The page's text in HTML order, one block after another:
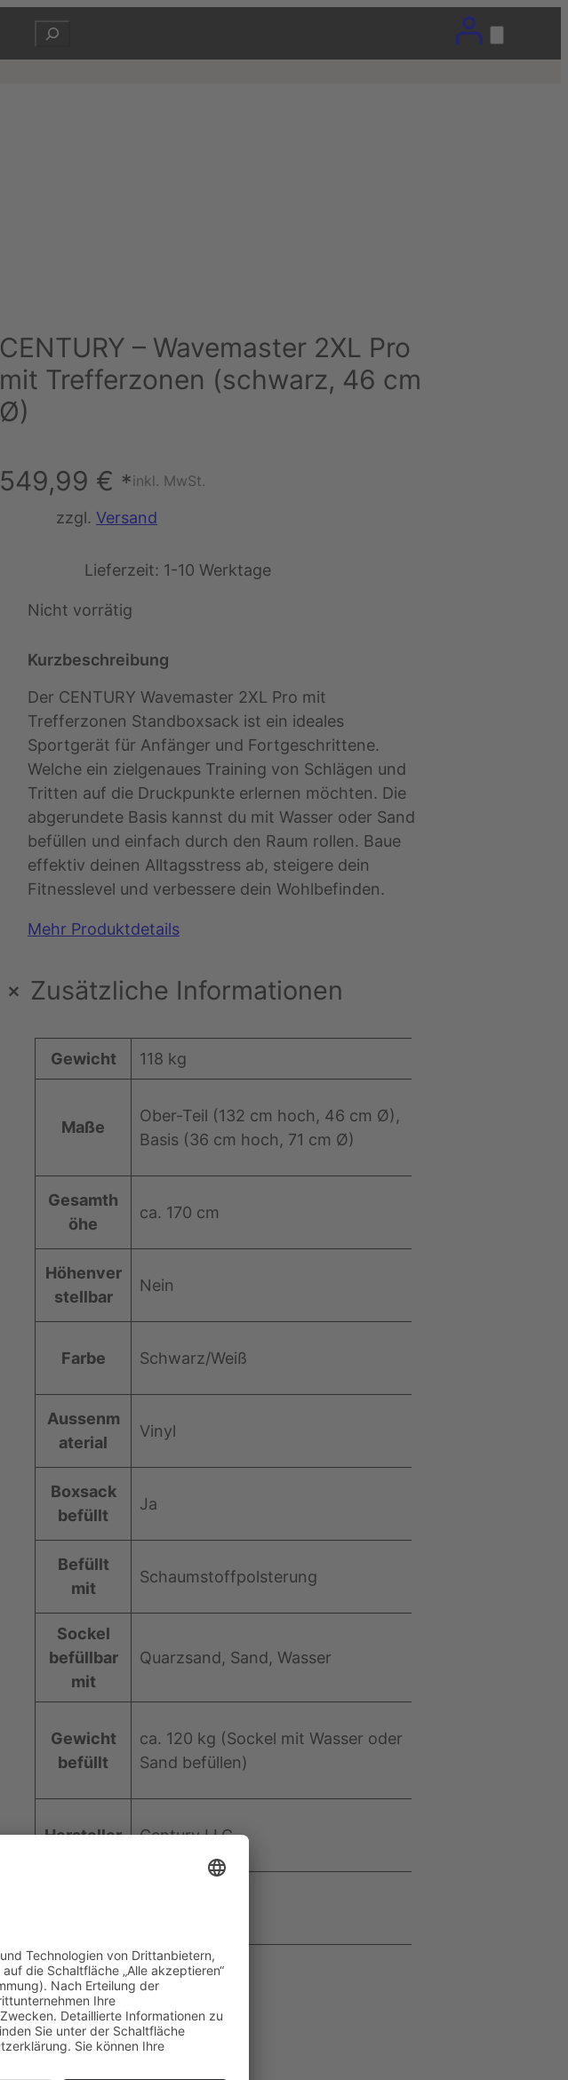
Suchen
CENTURY – Wavemaster 2XL Pro
mit Trefferzonen (schwarz, 46 cm
Ø)
549,99 € *inkl. MwSt.
zzgl. Versand
Lieferzeit: 1-10 Werktage
Nicht vorrätig
Kurzbeschreibung
Der CENTURY Wavemaster 2XL Pro mit
Trefferzonen Standboxsack ist ein ideales
Sportgerät für Anfänger und Fortgeschrittene.
Welche ein zielgenaues Training von Schlägen und
Tritten auf die Druckpunkte erlernen möchten. Die
abgerundete Basis kannst du mit Wasser oder Sand
befüllen und einfach durch den Raum rollen. Baue
effektiv deinen Alltagsstress ab, steigere dein
Fitnesslevel und verbessere dein Wohlbefinden.
Mehr Produktdetails
+ Zusätzliche Informationen
A
t
u
t
W
Gewicht 118 kg
Maße
Ober-Teil (132 cm hoch, 46 cm Ø),
Basis (36 cm hoch, 71 cm Ø)
Gesamth
öhe
ca. 170 cm
Höhenver
stellbar
Nein
Farbe Schwarz/Weiß
Aussenm
aterial
Vinyl
Boxsack
befüllt
Ja
Befüllt
mit
Schaumstoffpolsterung
Sockel
befüllbar
mit
Quarzsand, Sand, Wasser
Gewicht
befüllt
ca. 120 kg (Sockel mit Wasser oder
Sand befüllen)
Hersteller ‎Century LLC
+ Beschreibung
+ Bewertungen